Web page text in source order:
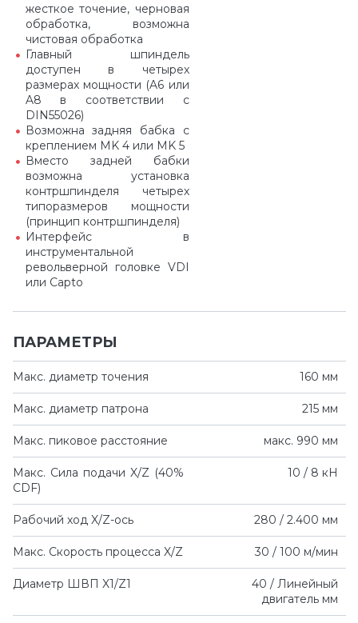
жесткое точение, черновая
обработка, возможна
чистовая обработка
Главный шпиндель
доступен в четырех
размерах мощности (A6 или
A8 в соответствии с
DIN55026)
Возможна задняя бабка с
креплением MK 4 или MK 5
Вместо задней бабки
возможна установка
контршпинделя четырех
типоразмеров мощности
(принцип контршпинделя)
Интерфейс в
инструментальной
револьверной головке VDI
или Capto
ПАРАМЕТРЫ
Макс. диаметр точения 160 мм
Макс. диаметр патрона 215 мм
Макс. пиковое расстояние макс. 990 мм
Макс. Сила подачи X/Z (40%
CDF)
10 / 8 кН
Рабочий ход X/Z-ось 280 / 2.400 мм
Макс. Скорость процесса X/Z 30 / 100 м/мин
Диаметр ШВП X1/Z1
40 / Линейный
двигатель мм